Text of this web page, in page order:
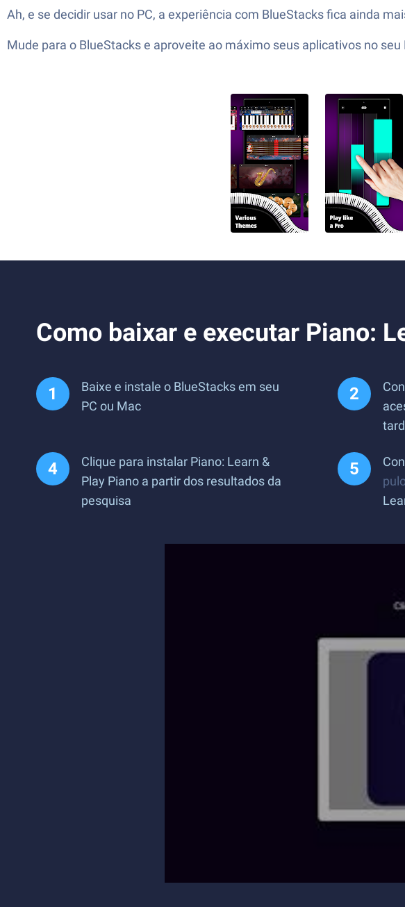
Ah, e se decidir usar no PC, a experiência com BlueStacks fica ainda
Mude para o BlueStacks e aproveite ao máximo seus aplicativos no seu
Como baixar e executar Piano:
Baixe e instale o BlueStacks em seu
PC ou Mac
Clique para instalar Piano: Learn &
Play Piano a partir dos resultados da
pesquisa